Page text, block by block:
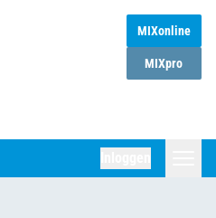
MIXonline
MIXpro